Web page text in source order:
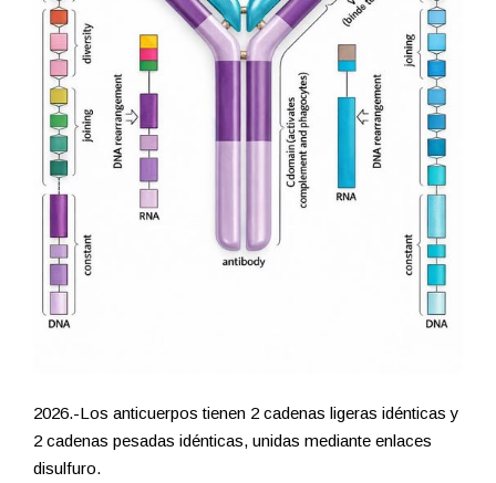
2026.-Los anticuerpos tienen 2 cadenas ligeras idénticas y
2 cadenas pesadas idénticas, unidas mediante enlaces
disulfuro.